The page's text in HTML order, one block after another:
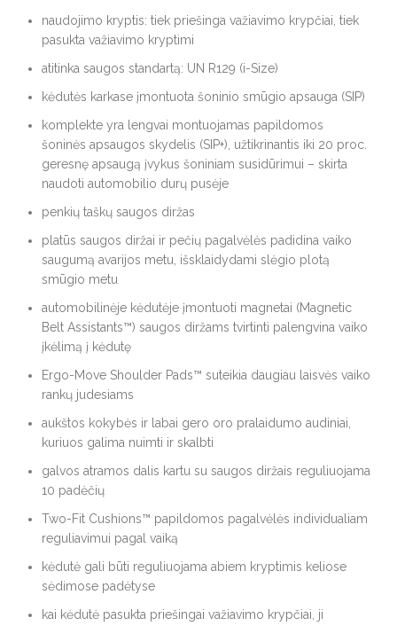
naudojimo kryptis: tiek priešinga važiavimo krypčiai, tiek
pasukta važiavimo kryptimi
atitinka saugos standartą: UN R129 (i-Size)
kėdutės karkase įmontuota šoninio smūgio apsauga (SIP)
komplekte yra lengvai montuojamas papildomos
šoninės apsaugos skydelis (SIP+), užtikrinantis iki 20 proc.
geresnę apsaugą įvykus šoniniam susidūrimui – skirta
naudoti automobilio durų pusėje
penkių taškų saugos diržas
platūs saugos diržai ir pečių pagalvėlės padidina vaiko
saugumą avarijos metu, išsklaidydami slėgio plotą
smūgio metu
automobilinėje kėdutėje įmontuoti magnetai (Magnetic
Belt Assistants™) saugos diržams tvirtinti palengvina vaiko
įkėlimą į kėdutę
Ergo-Move Shoulder Pads™ suteikia daugiau laisvės vaiko
rankų judesiams
aukštos kokybės ir labai gero oro pralaidumo audiniai,
kuriuos galima nuimti ir skalbti
galvos atramos dalis kartu su saugos diržais reguliuojama
10 padėčių
Two-Fit Cushions™ papildomos pagalvėlės individualiam
reguliavimui pagal vaiką
kėdutė gali būti reguliuojama abiem kryptimis keliose
sėdimose padėtyse
kai kėdutė pasukta priešingai važiavimo krypčiai, ji